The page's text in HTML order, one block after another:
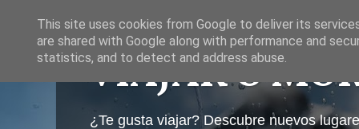
VIAJAR O
¿Te gusta viajar? Descubre nuevos
This site uses cookies from Google to deliver its
are shared with Google along with performance and
statistics, and to detect and address abuse.